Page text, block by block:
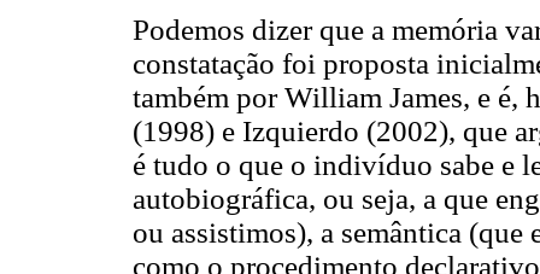
Podemos dizer que a memória
constatação foi proposta
também por William James, e é,
(1998) e Izquierdo (2002), que
é tudo o que o indivíduo sabe e
autobiográfica, ou seja, a que
ou assistimos), a semântica
como o procedimento